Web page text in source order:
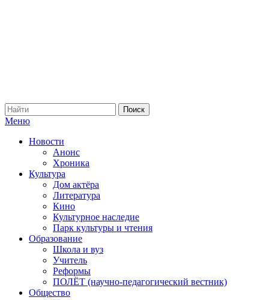
Меню
Новости
Анонс
Хроника
Культура
Дом актёра
Литература
Кино
Культурное наследие
Парк культуры и чтения
Образование
Школа и вуз
Учитель
Реформы
ПОЛЁТ (научно-педагогический вестник)
Общество